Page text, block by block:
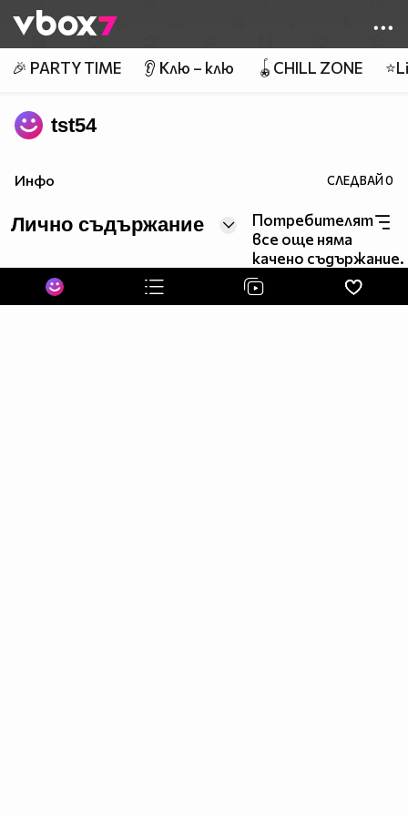
👾
🎉 PARTY TIME 👂 Клю – клю 🪀CHILL ZONE
tst54
Инфо СЛЕДВАЙ0
Лично съдържание
Потребителят
все още няма
качено съдържание.